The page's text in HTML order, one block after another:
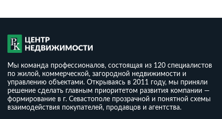
Мы команда профессионалов, состоящая из 120 специалистов
по жилой, коммерческой, загородной недвижимости и
управлению объектами. Открываясь в 2011 году, мы приняли
решение сделать главным приоритетом развития компании —
формирование в г. Севастополе прозрачной и понятной схемы
взаимодействия покупателей, продавцов и агентства.